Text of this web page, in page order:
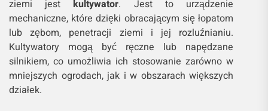
ziemi jestkultywator. Jest to urządzenie
mechaniczne, które dzięki obracającym się łopatom
lub zębom, penetracji ziemi i jej rozluźnianiu.
Kultywatory mogą być ręczne lub napędzane
silnikiem, co umożliwia ich stosowanie zarówno w
mniejszych ogrodach, jak i w obszarach większych
działek.